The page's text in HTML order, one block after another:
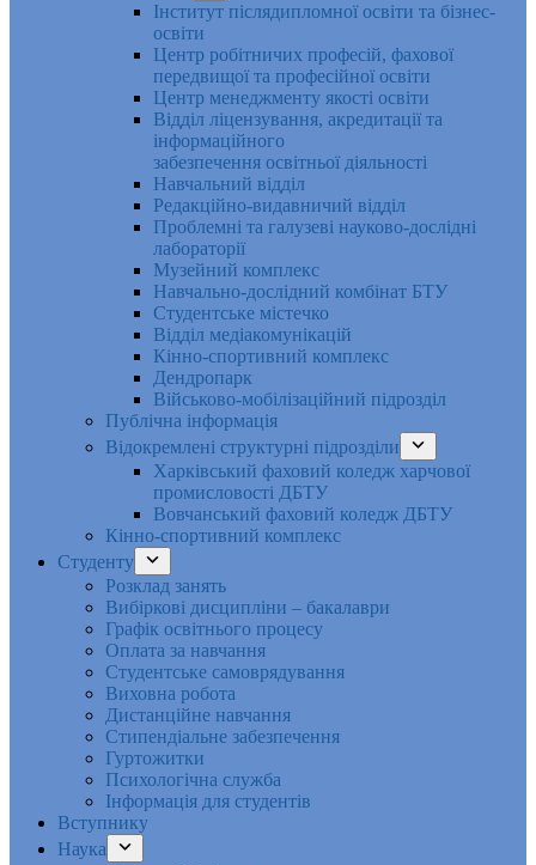
Інститут післядипломної освіти та бізнес-
освіти
Центр робітничих професій, фахової
передвищої та професійної освіти
Центр менеджменту якості освіти
Відділ ліцензування, акредитації та
інформаційного
забезпечення освітньої діяльності
Навчальний відділ
Редакційно-видавничий відділ
Проблемні та галузеві науково-дослідні
лабораторії
Музейний комплекс
Навчально-дослідний комбінат БТУ
Студентське містечко
Відділ медіакомунікацій
Кінно-спортивний комплекс
Дендропарк
Військово-мобілізаційний підрозділ
Публічна інформація
Відокремлені структурні підрозділи
Харківський фаховий коледж харчової
промисловості ДБТУ
Вовчанський фаховий коледж ДБТУ
Кінно-спортивний комплекс
Студенту
Розклад занять
Вибіркові дисципліни – бакалаври
Графік освітнього процесу
Оплата за навчання
Студентське самоврядування
Виховна робота
Дистанційне навчання
Стипендіальне забезпечення
Гуртожитки
Психологічна служба
Інформація для студентів
Вступнику
Наука